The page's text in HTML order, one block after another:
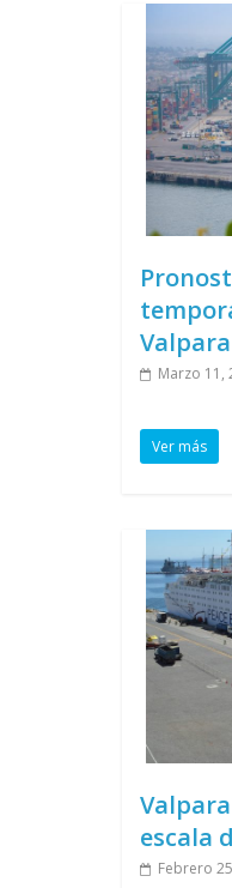
Marzo 11,
Ver más
escala
Febrero